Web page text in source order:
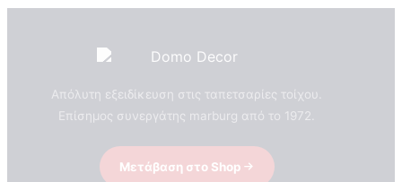
Απόλυτη εξειδίκευση στις ταπετσαρίες τοίχου.
Επίσημος συνεργάτης marburg από το 1972.
Μετάβαση στο Shop